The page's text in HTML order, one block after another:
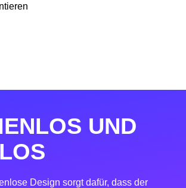
UND
Design sorgt dafür, dass der